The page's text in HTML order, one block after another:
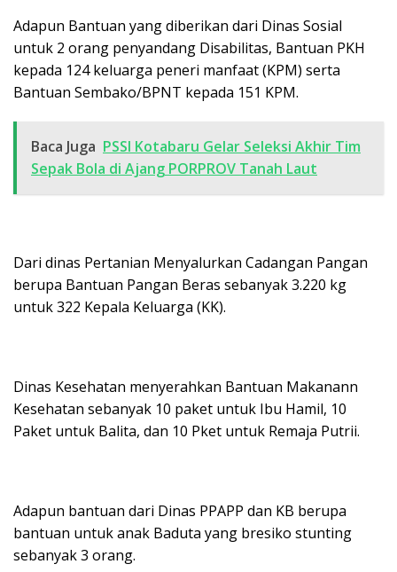
Adapun Bantuan yang diberikan dari Dinas Sosial
untuk 2 orang penyandang Disabilitas, Bantuan PKH
kepada 124 keluarga peneri manfaat (KPM) serta
Bantuan Sembako/BPNT kepada 151 KPM.
Baca Juga PSSI Kotabaru Gelar Seleksi Akhir Tim
Sepak Bola di Ajang PORPROV Tanah Laut
Dari dinas Pertanian Menyalurkan Cadangan Pangan
berupa Bantuan Pangan Beras sebanyak 3.220 kg
untuk 322 Kepala Keluarga (KK).
Dinas Kesehatan menyerahkan Bantuan Makanann
Kesehatan sebanyak 10 paket untuk Ibu Hamil, 10
Paket untuk Balita, dan 10 Pket untuk Remaja Putrii.
Adapun bantuan dari Dinas PPAPP dan KB berupa
bantuan untuk anak Baduta yang bresiko stunting
sebanyak 3 orang.